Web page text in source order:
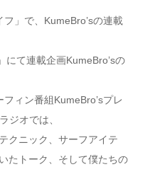
」で、KumeBro’sの連載
にて連載企画KumeBro’sの
ィン番組KumeBro’sプレ
ジオでは、
クニック、サーフアイテ
たトーク、そして僕たちの